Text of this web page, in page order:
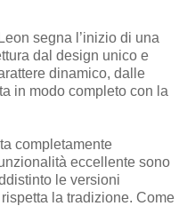
segna l’inizio di una
dal design unico e
dinamico, dalle
in modo completo con la
completamente
eccellente sono
le versioni
la tradizione. Come